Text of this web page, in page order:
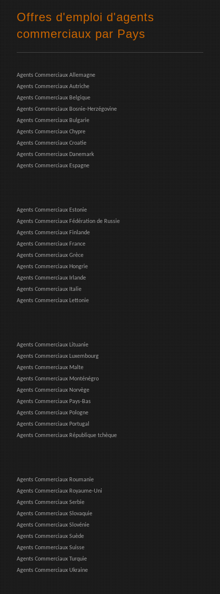
Offres d'emploi d'agents
commerciaux par Pays
Agents Commerciaux Allemagne
Agents Commerciaux Autriche
Agents Commerciaux Belgique
Agents Commerciaux Bosnie-Herzégovine
Agents Commerciaux Bulgarie
Agents Commerciaux Chypre
Agents Commerciaux Croatie
Agents Commerciaux Danemark
Agents Commerciaux Espagne
Agents Commerciaux Estonie
Agents Commerciaux Fédération de Russie
Agents Commerciaux Finlande
Agents Commerciaux France
Agents Commerciaux Grèce
Agents Commerciaux Hongrie
Agents Commerciaux Irlande
Agents Commerciaux Italie
Agents Commerciaux Lettonie
Agents Commerciaux Lituanie
Agents Commerciaux Luxembourg
Agents Commerciaux Malte
Agents Commerciaux Monténégro
Agents Commerciaux Norvège
Agents Commerciaux Pays-Bas
Agents Commerciaux Pologne
Agents Commerciaux Portugal
Agents Commerciaux République tchèque
Agents Commerciaux Roumanie
Agents Commerciaux Royaume-Uni
Agents Commerciaux Serbie
Agents Commerciaux Slovaquie
Agents Commerciaux Slovénie
Agents Commerciaux Suède
Agents Commerciaux Suisse
Agents Commerciaux Turquie
Agents Commerciaux Ukraine